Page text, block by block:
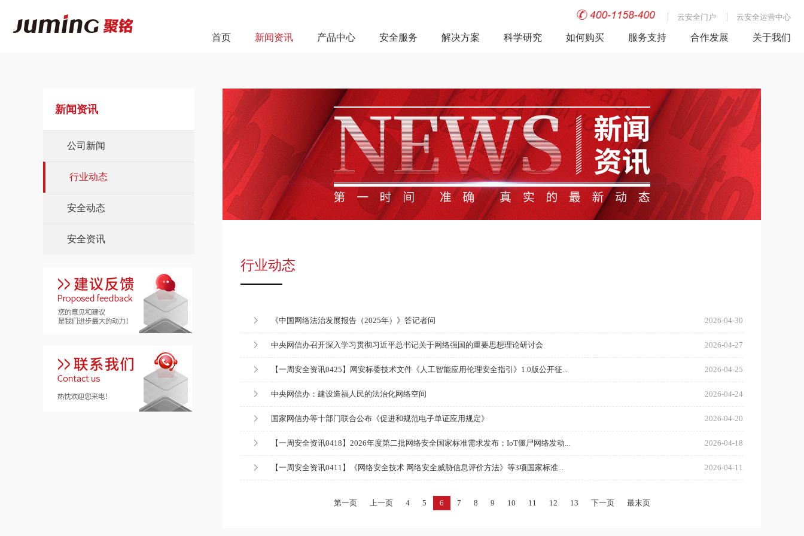
云安全门户 云安全运营中心
首页 新闻资讯 产品中心 安全服务 解决方案 科学研究 如何购买 服务支持 合作发展 关于我们
新闻资讯
公司新闻
行业动态
安全动态
安全资讯
行业动态
《中国网络法治发展报告（2025年）》答记者问 2026-04-30
中央网信办召开深入学习贯彻习近平总书记关于网络强国的重要思想理论研讨会 2026-04-27
【一周安全资讯0425】网安标委技术文件《人工智能应用伦理安全指引》1.0版公开征... 2026-04-25
中央网信办：建设造福人民的法治化网络空间 2026-04-24
国家网信办等十部门联合公布《促进和规范电子单证应用规定》 2026-04-20
【一周安全资讯0418】2026年度第二批网络安全国家标准需求发布；IoT僵尸网络发动... 2026-04-18
【一周安全资讯0411】《网络安全技术 网络安全威胁信息评价方法》等3项国家标准... 2026-04-11
第一页 上一页 4 5 6 7 8 9 10 11 12 13 下一页 最末页